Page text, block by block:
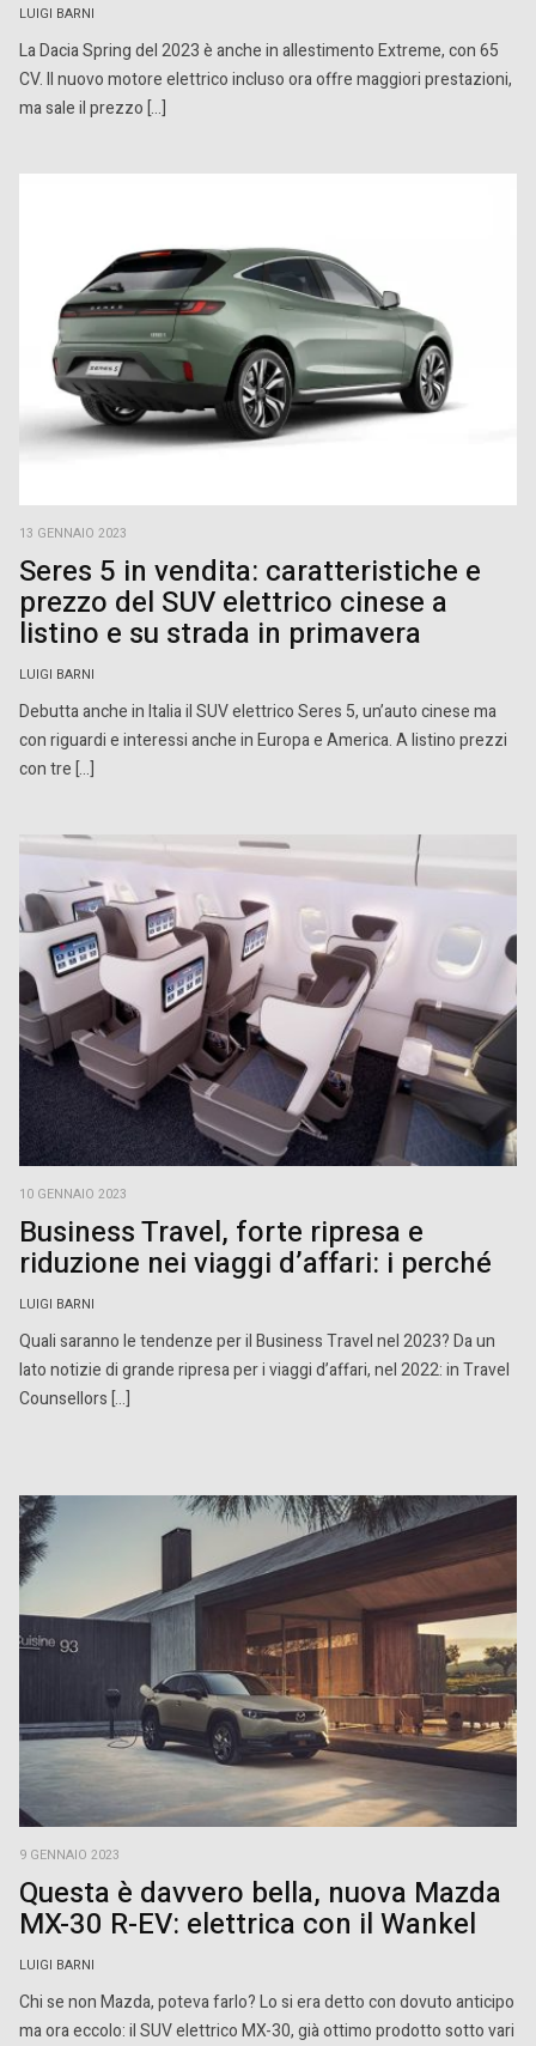
LUIGI BARNI
La Dacia Spring del 2023 è anche in allestimento Extreme, con 65
CV. Il nuovo motore elettrico incluso ora offre maggiori prestazioni,
ma sale il prezzo […]
13 GENNAIO 2023
Seres 5 in vendita: caratteristiche e
prezzo del SUV elettrico cinese a
listino e su strada in primavera
LUIGI BARNI
Debutta anche in Italia il SUV elettrico Seres 5, un’auto cinese ma
con riguardi e interessi anche in Europa e America. A listino prezzi
con tre […]
10 GENNAIO 2023
Business Travel, forte ripresa e
riduzione nei viaggi d’affari: i perché
LUIGI BARNI
Quali saranno le tendenze per il Business Travel nel 2023? Da un
lato notizie di grande ripresa per i viaggi d’affari, nel 2022: in Travel
Counsellors […]
9 GENNAIO 2023
Questa è davvero bella, nuova Mazda
MX-30 R-EV: elettrica con il Wankel
LUIGI BARNI
Chi se non Mazda, poteva farlo? Lo si era detto con dovuto anticipo
ma ora eccolo: il SUV elettrico MX-30, già ottimo prodotto sotto vari